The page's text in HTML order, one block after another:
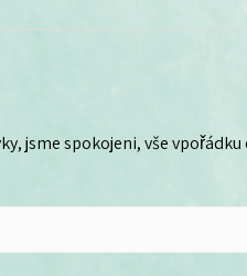
jsme spokojeni, vše